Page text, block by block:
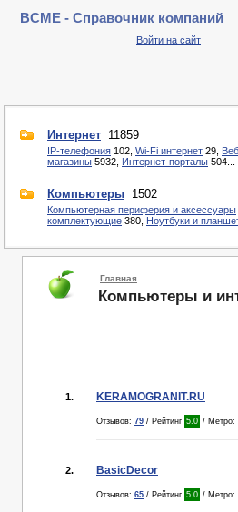
BCME - Справочник компаний
Войти на сайт
Интернет 11859
IP-телефония 102, Wi-Fi интернет 29,
магазины 5932, Интернет-порталы 504...
Компьютеры 1502
Компьютерная периферия и аксессуары
комплектующие 380, Ноутбуки и
Главная
Компьютеры и
1. KERAMOGRANIT.RU
Отзывов: 79 / Рейтинг 5.0 / Метро:
2. BasicDecor
Отзывов: 65 / Рейтинг 5.0 / Метро: